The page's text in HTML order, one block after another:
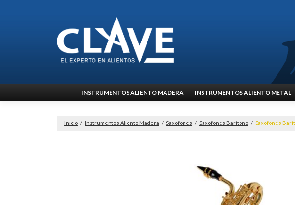
al
INSTRUMENTOS ALIENTO MADERA INSTRUMENTOS ALIENTO METAL
Inicio / Instrumentos Aliento Madera / Saxofones / Saxofones Barítono / Saxofones